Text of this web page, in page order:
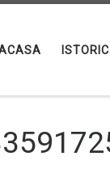
ISTORIC